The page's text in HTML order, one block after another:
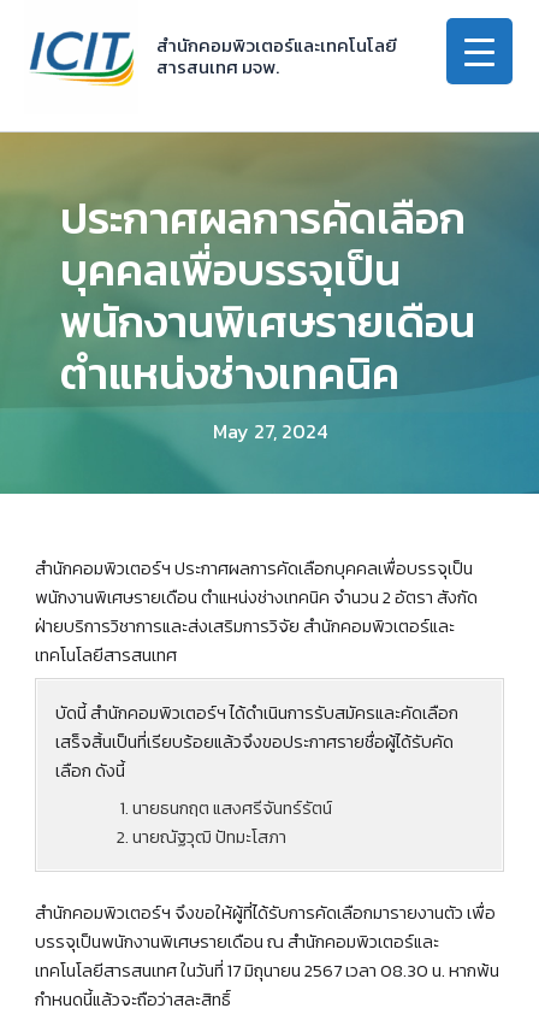
content
สำนักคอมพิวเตอร์และเทคโนโลยี
สารสนเทศ มจพ.
ประกาศผลการคัดเลือก
บุคคลเพื่อบรรจุเป็น
พนักงานพิเศษรายเดือน
ตำแหน่งช่างเทคนิค
May 27, 2024
สำนักคอมพิวเตอร์ฯ ประกาศผลการคัดเลือกบุคคลเพื่อบรรจุเป็น
พนักงานพิเศษรายเดือน ตำแหน่งช่างเทคนิค จำนวน 2 อัตรา สังกัด
ฝ่ายบริการวิชาการและส่งเสริมการวิจัย สำนักคอมพิวเตอร์และ
เทคโนโลยีสารสนเทศ
บัดนี้ สำนักคอมพิวเตอร์ฯ ได้ดำเนินการรับสมัครและคัดเลือก
เสร็จสิ้นเป็นที่เรียบร้อยแล้วจึงขอประกาศรายชื่อผู้ได้รับคัด
เลือก ดังนี้
นายธนกฤต แสงศรีจันทร์รัตน์
นายณัฐวุฒิ ปัทมะโสภา
สำนักคอมพิวเตอร์ฯ จึงขอให้ผู้ที่ได้รับการคัดเลือกมารายงานตัว เพื่อ
บรรจุเป็นพนักงานพิเศษรายเดือน ณ สำนักคอมพิวเตอร์และ
เทคโนโลยีสารสนเทศ ในวันที่ 17 มิถุนายน 2567 เวลา 08.30 น. หากพ้น
กำหนดนี้แล้วจะถือว่าสละสิทธิ์